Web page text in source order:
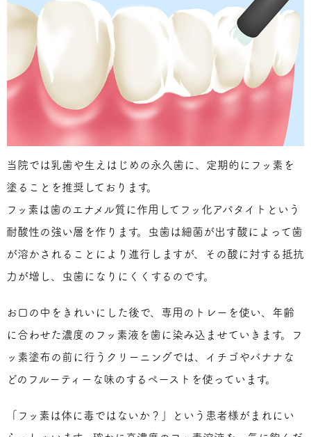
当院では乳歯や生えはじめの永久歯に、定期的にフッ素を
塗ることを推奨しております。
フッ素は歯のエナメル質に作用してフッ化アパタイトという
耐酸性の強い層を作ります。虫歯は細菌が出す酸によって歯
が溶かされることにより進行しますが、その酸に対する抵抗
力が増し、虫歯になりにくくするのです。
お口の中をきれいにした後で、専用のトレーを使い、年齢
に合わせた濃度のフッ素液を歯に染み込ませていきます。フ
ッ素塗布の前に行うクリーニングでは、イチゴやバナナな
どのフルーティーな味のするペーストを使っています。
「フッ素は体に毒ではないか？」という患者様がまれにい